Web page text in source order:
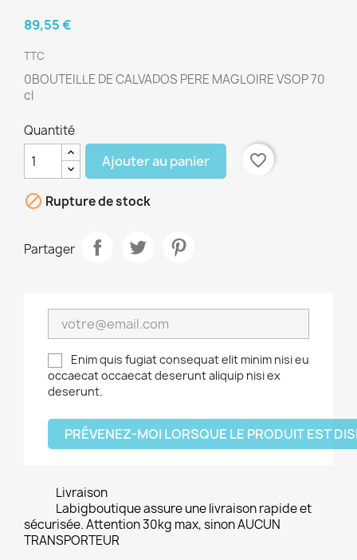
89,55 €
TTC
0BOUTEILLE DE CALVADOS PERE MAGLOIRE VSOP 70
cl
Quantité
Ajouter au panier favorite_border
 Rupture de stock
Partager
Enim quis fugiat consequat elit minim nisi eu
occaecat occaecat deserunt aliquip nisi ex
deserunt.
PRÉVENEZ-MOI LORSQUE LE PRODUIT EST
Livraison
Labigboutique assure une livraison rapide et
sécurisée. Attention 30kg max, sinon AUCUN
TRANSPORTEUR